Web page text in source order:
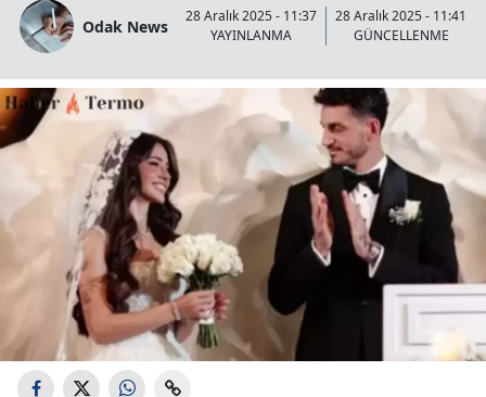
Odak News
28 Aralık 2025 - 11:37
YAYINLANMA
28 Aralık 2025 - 11:41
GÜNCELLENME